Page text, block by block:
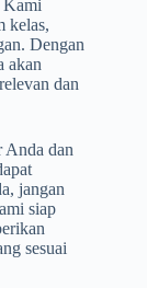
Kami
kelas,
Dengan
akan
dan
Anda dan
jangan
siap
sesuai